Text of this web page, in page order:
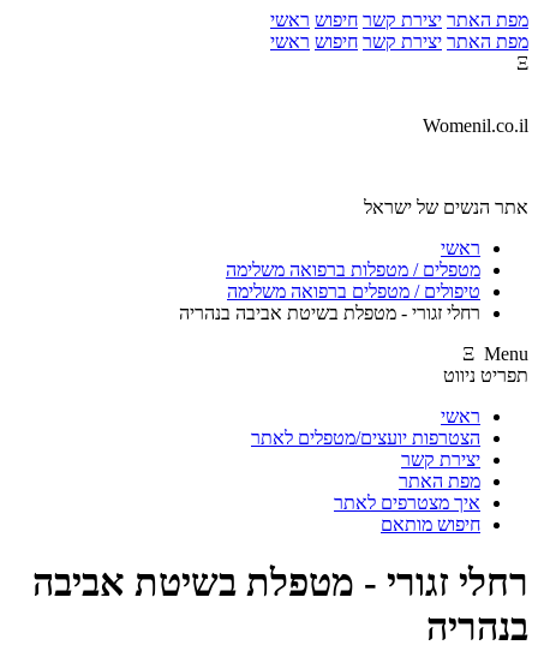
מפת האתר יצירת קשר חיפוש ראשי
מפת האתר יצירת קשר חיפוש ראשי
Ξ
Womenil.co.il
אתר הנשים של ישראל
ראשי
מטפלים / מטפלות ברפואה משלימה
טיפולים / מטפלים ברפואה משלימה
רחלי זגורי - מטפלת בשיטת אביבה בנהריה
Ξ Menu
תפריט ניווט
ראשי
הצטרפות יועצים/מטפלים לאתר
יצירת קשר
מפת האתר
איך מצטרפים לאתר
חיפוש מותאם
רחלי זגורי - מטפלת בשיטת אביבה
בנהריה